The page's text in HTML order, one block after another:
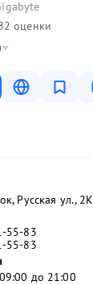
оценки
Русская ул., 2К
55-83
55-83
до 21:00